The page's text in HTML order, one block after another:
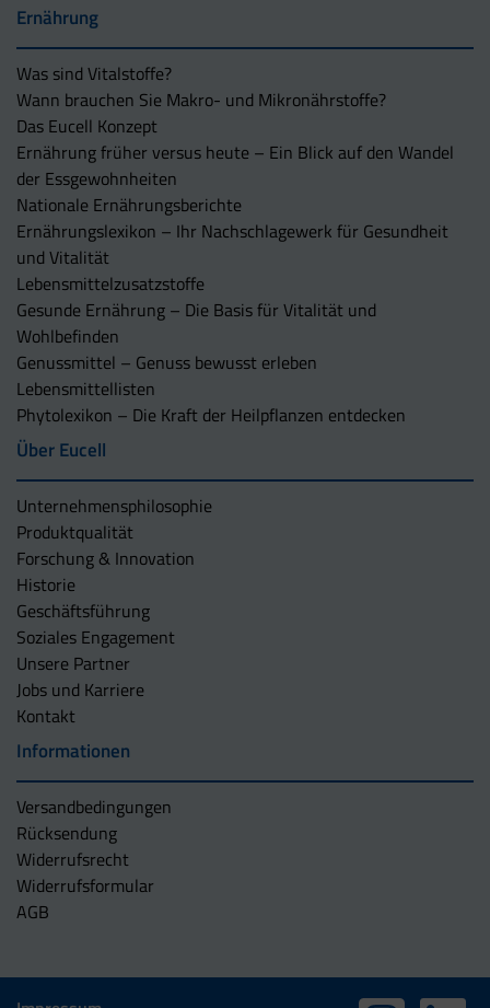
Ernährung
Was sind Vitalstoffe?
Wann brauchen Sie Makro- und Mikronährstoffe?
Das Eucell Konzept
Ernährung früher versus heute – Ein Blick auf den Wandel
der Essgewohnheiten
Nationale Ernährungsberichte
Ernährungslexikon – Ihr Nachschlagewerk für Gesundheit
und Vitalität
Lebensmittelzusatzstoffe
Gesunde Ernährung – Die Basis für Vitalität und
Wohlbefinden
Genussmittel – Genuss bewusst erleben
Lebensmittellisten
Phytolexikon – Die Kraft der Heilpflanzen entdecken
Über Eucell
Unternehmens­philosophie
Produktqualität
Forschung & Innovation
Historie
Geschäftsführung
Soziales Engagement
Unsere Partner
Jobs und Karriere
Kontakt
Informationen
Versandbedingungen
Rücksendung
Widerrufsrecht
Widerrufsformular
AGB